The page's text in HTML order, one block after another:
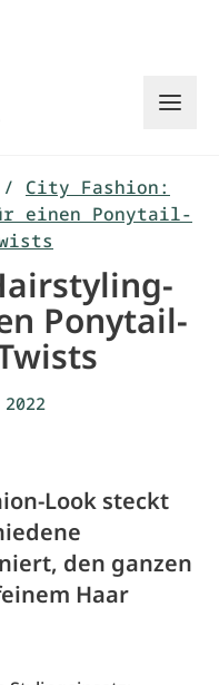
/ City Fashion:
einen Ponytail-
Ponytail-
Look steckt
den ganzen
Haar